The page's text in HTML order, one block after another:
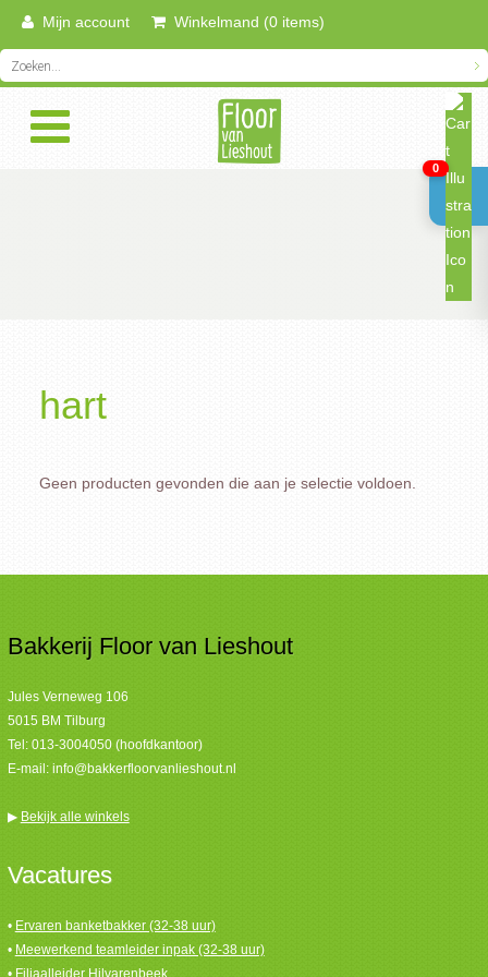
Mijn account Winkelmand (0 items)
hart
Geen producten gevonden die aan je selectie voldoen.
Bakkerij Floor van Lieshout
Jules Verneweg 106
5015 BM Tilburg
Tel: 013-3004050 (hoofdkantoor)
E-mail: info@bakkerfloorvanlieshout.nl
▶ Bekijk alle winkels
Vacatures
• Ervaren banketbakker (32-38 uur)
• Meewerkend teamleider inpak (32-38 uur)
0